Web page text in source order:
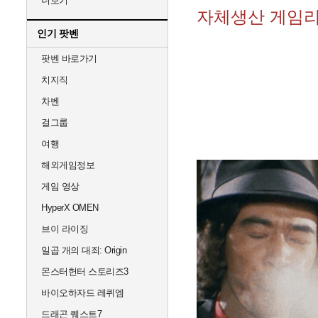
인기 팟벤
팟벤 바로가기
치지직
차벤
걸그룹
여행
해외게임정보
게임 영상
HyperX OMEN
브이 라이징
일곱 개의 대죄: Origin
몬스터헌터 스토리즈3
바이오하자드 레퀴엠
드래곤 퀘스트7
자체생산 게임